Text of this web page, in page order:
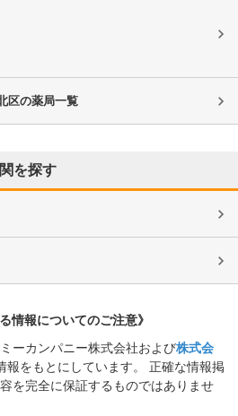
区の薬局一覧
を探す
情報についてのご注意》
ーカンパニー株式会社および株式会
報をもとにしています。 正確な情報掲
を完全に保証するものではありませ